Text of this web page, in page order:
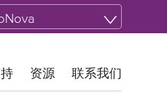
全国业务‖ 快速受理021-58681533
资源 联系我们